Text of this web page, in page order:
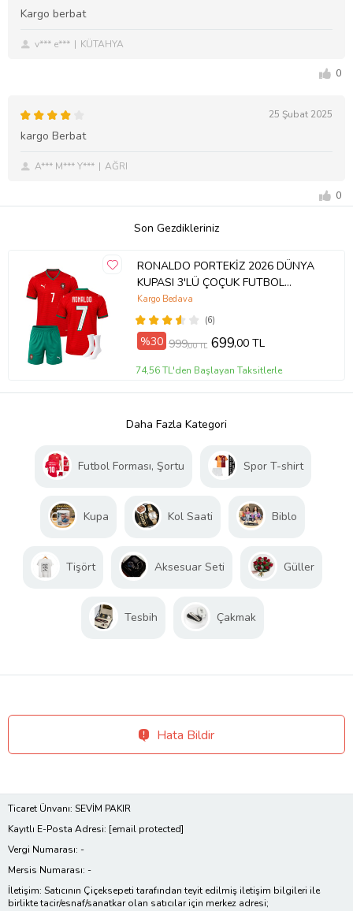
Kargo berbat
v*** e*** KÜTAHYA
0
25 Şubat 2025
kargo Berbat
A*** M*** Y*** AĞRI
0
Son Gezdikleriniz
RONALDO PORTEKİZ 2026 DÜNYA
KUPASI 3'LÜ ÇOÇUK FUTBOL
FORMA SETİ(FORMA,ŞORT VE
ÇORAP)
(6)
Kargo Bedava
%30 999,00 TL 699,00 TL
74,56 TL'den Başlayan Taksitlerle
Daha Fazla Kategori
Futbol Forması, Şortu Spor T-shirt
Kupa Kol Saati Biblo
Tişört Aksesuar Seti Güller
Tesbih Çakmak
Hata Bildir
Ticaret Ünvanı: SEVİM PAKIR
Kayıtlı E-Posta Adresi: [email protected]
Vergi Numarası: -
Mersis Numarası: -
İletişim: Satıcının Çiçeksepeti tarafından teyit edilmiş iletişim bilgileri ile
birlikte tacir/esnaf/sanatkar olan satıcılar için merkez adresi;